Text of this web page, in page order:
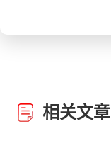
相关文章